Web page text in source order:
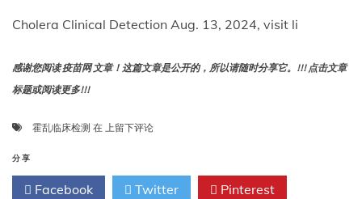
Cholera Clinical Detection Aug. 13, 2024, visit li
感谢您阅读 疫苗网 文章！这篇文章是公开的，所以请随时分享它。!!! 点击文章
标题或阅读更多!!!
霍乱临床检测 在 霍
床
上留下评论
分享
Facebook Twitter Pinterest